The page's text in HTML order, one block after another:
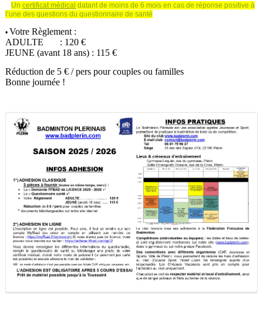
Uncertificat médical datant de moins de 6 mois en cas de réponse positive à
l’une des questions du questionnaire de santé
• Votre Règlement :
ADULTE : 120 €
JEUNE (avant 18 ans) : 115 €
Réduction de 5 € / pers pour couples ou familles
Bonne journée !